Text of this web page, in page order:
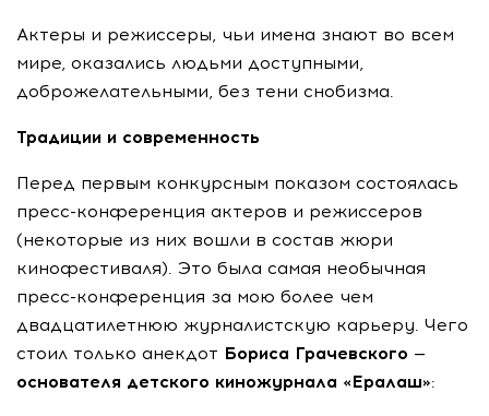
Актеры и режиссеры, чьи имена знают во всем
мире, оказались людьми доступными,
доброжелательными, без тени снобизма.
Традиции и современность
Перед первым конкурсным показом состоялась
пресс-конференция актеров и режиссеров
(некоторые из них вошли в состав жюри
кинофестиваля). Это была самая необычная
пресс-конференция за мою более чем
двадцатилетнюю журналистскую карьеру. Чего
стоил только анекдот Бориса Грачевского —
основателя детского киножурнала «Ералаш»: